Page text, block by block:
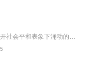
根据日本真实事件改编，撕开社会平和表象下涌动的暗疮，媲美东野圭吾的女性犯罪小说家姬野薰子首本中译作品！